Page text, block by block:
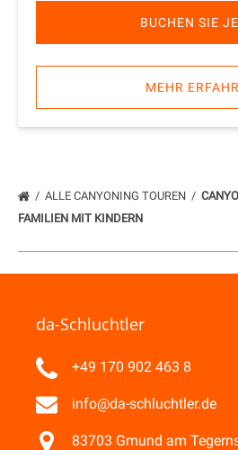
BUCHEN SIE
MEHR
ALLE CANYONING TOUREN
FAMILIEN MIT KINDERN
da-Schluchtler
+49 170 902 463 8
info@da-schluchtler.de
83703 Gmund am